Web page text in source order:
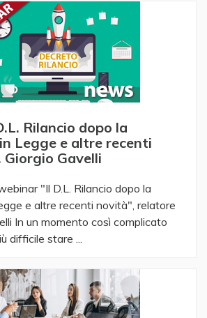
Rilancio dopo la
Legge e altre recenti
Gavelli
"Il D.L. Rilancio dopo la
e altre recenti novità", relatore
In un momento così complicato
difficile stare ...